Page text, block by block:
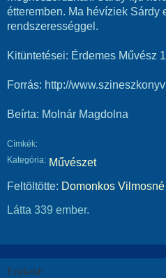
étteremben. Ma hévíziek Sárdy
rendszerességgel.
Kitüntetései: Érdemes Művész
Forrás: http://
Beírta: Molnár Magdolna
Címkék:
Kategória: Művészet
Feltöltötte: Domonkos
Látta 339 ember.
Értékeld!